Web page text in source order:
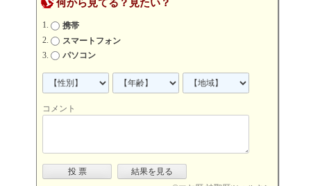
携帯
スマートフォン
パソコン
コメント